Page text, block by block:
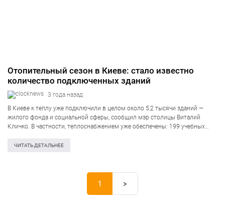
Отопительный сезон в Киеве: стало известно
количество подключенных зданий
3 года назад
В Киеве к теплу уже подключили в целом около 5,2 тысячи зданий —
жилого фонда и социальной сферы, сообщил мэр столицы Виталий
Кличко. В частности, теплоснабжением уже обеспечены: 199 учебных
ЧИТАТЬ ДЕТАЛЬНЕЕ
1 >